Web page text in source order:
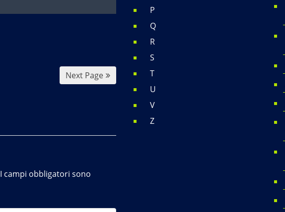
Next Page
I campi obbligatori sono
P
Q
R
S
T
U
V
Z